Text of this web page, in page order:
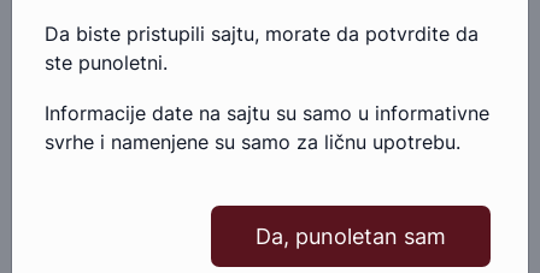
Ako imate bilo kakva pitanja ili nedoumice u vezi ovog
Pošaljite email
Da biste pristupili sajtu, morate da potvrdite da
ste punoletni.
Informacije date na sajtu su samo u informativne
svrhe i namenjene su samo za ličnu upotrebu.
Da, punoletan sam